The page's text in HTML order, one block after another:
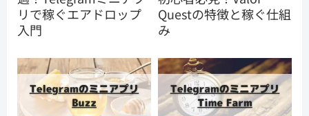
リで稼ぐエアドロップ
入門
Questの特徴と稼ぐ仕組
み